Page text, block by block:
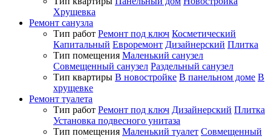
Хрущевка
Ремонт санузла
Тип работ Ремонт под ключ Косметический
Капитальный Евроремонт Дизайнерский Плитка
Тип помещения Маленький санузел
Совмещенный санузел Раздельный санузел
Тип квартиры В новостройке В панельном доме В
хрущевке
Ремонт туалета
Тип работ Ремонт под ключ Дизайнерский Плитка
Установка подвесного унитаза
Тип помещения Маленький туалет Совмещенный